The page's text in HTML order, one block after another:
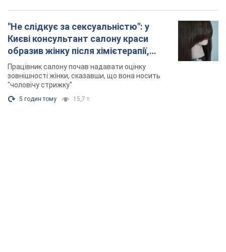
"Не слідкує за сексуальністю": у
Києві консультант салону краси
образив жінку після хімієтерапії,
розгорівся скандал. Фото
Працівник салону почав надавати оцінку
зовнішності жінки, сказавши, що вона носить
"чоловічу стрижку"
5 годин тому 15,7 т.